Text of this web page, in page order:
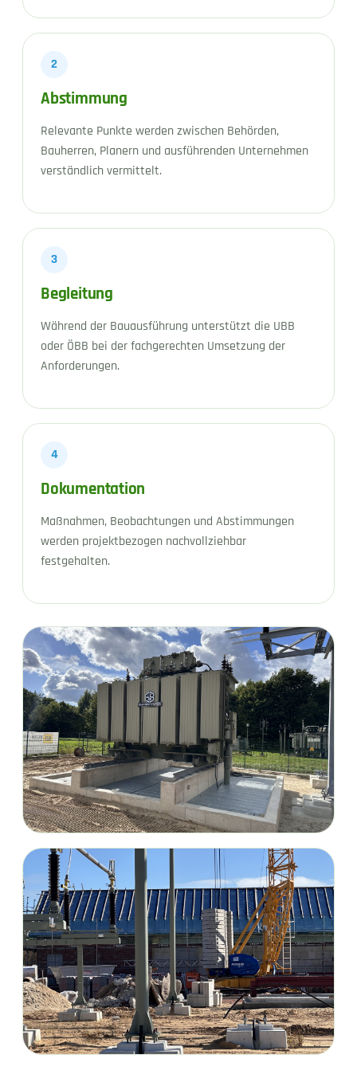
2
Abstimmung
Relevante Punkte werden zwischen Behörden,
Bauherren, Planern und ausführenden Unternehmen
verständlich vermittelt.
3
Begleitung
Während der Bauausführung unterstützt die UBB
oder ÖBB bei der fachgerechten Umsetzung der
Anforderungen.
4
Dokumentation
Maßnahmen, Beobachtungen und Abstimmungen
werden projektbezogen nachvollziehbar
festgehalten.